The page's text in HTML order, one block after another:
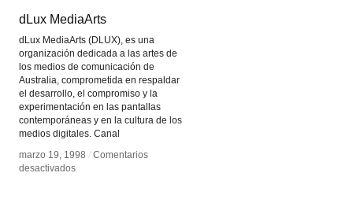
dLux MediaArts
dLux MediaArts (DLUX), es una
organización dedicada a las artes de
los medios de comunicación de
Australia, comprometida en respaldar
el desarrollo, el compromiso y la
experimentación en las pantallas
contemporáneas y en la cultura de los
medios digitales. Canal
marzo 19, 1998 / Comentarios
desactivadosen
dLux MediaArts
marzo 19, 1998 / Comentarios
desactivadosen